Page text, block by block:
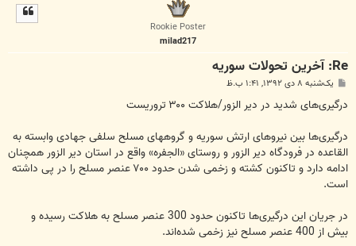
Rookie Poster
milad217
Re: آخرين تحولات سوريه
پ
ت
یک‌شنبه ۸ دی ۱۳۹۲, ۱:۴۱ ب.ظ
درگیری­‌های شدید در دیر الزور/هلاکت ۳۰۰ تروریست
درگیری­‌ها بین نیروهای ارتش سوریه و گروه­های مسلح سلفی جهادی وابسته به
القاعده در فرودگاه دیر الزور و روستای «الجفره» واقع در استان دیر الزور همچنان
ادامه دارد و تاکنون کشته و زخمی شدن حدود ۷۰۰ عنصر مسلح را در پی داشته
است.
در جریان این درگیری‌ها تاکنون حدود 300 عنصر مسلح به هلاکت رسیده و
بیش از 400 عنصر مسلح نیز زخمی شده‌­اند.